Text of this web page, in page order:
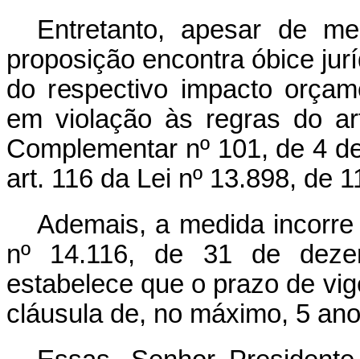
Entretanto, apesar de
proposição encontra óbice
do respectivo impacto
em violação às regras do
Complementar nº 101, de 4
art. 116 da Lei nº 13.898, de
Ademais, a medida
nº 14.116, de 31 de
estabelece que o prazo de
cláusula de, no máximo, 5